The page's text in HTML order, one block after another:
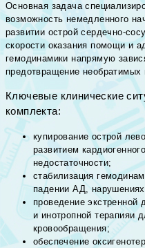
Основная задача
возможность немедленного
развитии острой сердечно-
скорости оказания помощи и
гемодинамики напрямую
предотвращение
Ключевые клинические
комплекта:
купирование острой
развитием
недостаточности;
стабилизация
падении АД,
проведение экстренной
и инотропной терапияи
кровообращения;
обеспечение